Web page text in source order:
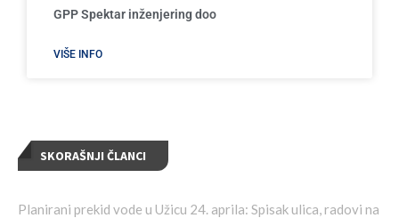
GPP Spektar inženjering doo
VIŠE INFO
SKORAŠNJI ČLANCI
Planirani prekid vode u Užicu 24. aprila: Spisak ulica, radovi na